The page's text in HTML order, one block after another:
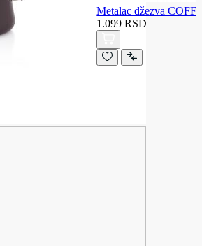
Metalac džezva
1.099 RSD